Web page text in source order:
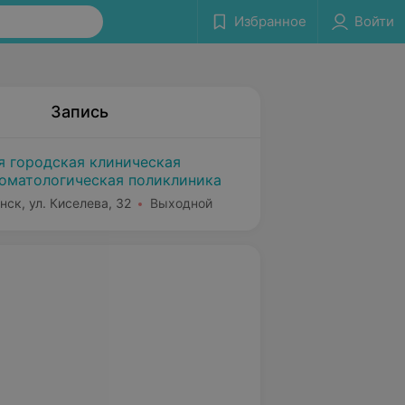
Избранное Войти
Запись
городская клиническая
поликлиника
ул. Киселева, 32 Выходной